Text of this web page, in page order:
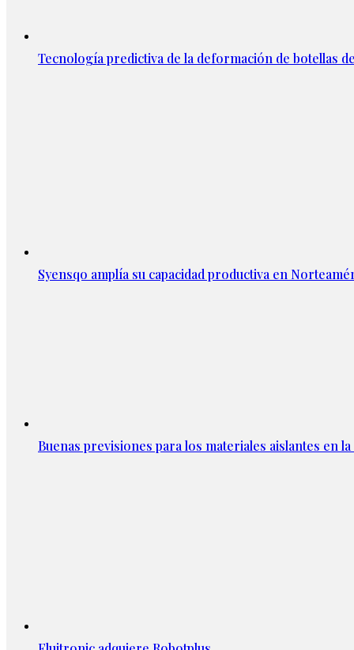
Tecnología predictiva de la deformación de botellas
Syensqo amplía su capacidad productiva en
Buenas previsiones para los materiales aislantes en